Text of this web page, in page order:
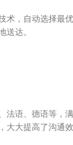
术，自动选择
送达。
法语、德语等
大大提高了沟通效